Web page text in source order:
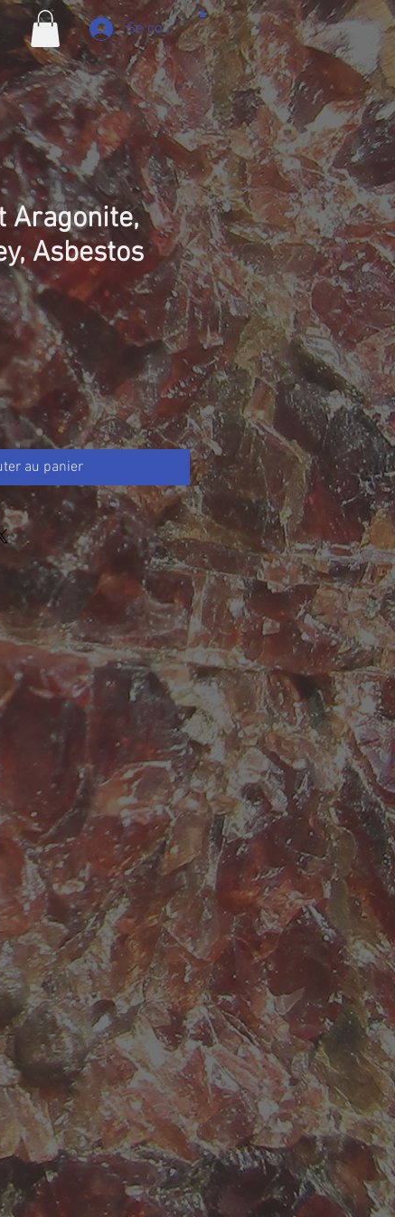
Se connecter
Aragonite,
Asbestos
au panier